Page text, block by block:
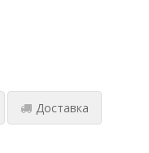
Доставка